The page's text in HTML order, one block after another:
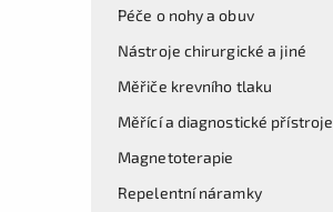
Péče o nohy a obuv
Nástroje chirurgické a jiné
Měřiče krevního tlaku
Měřící a diagnostické přístroje
Magnetoterapie
Repelentní náramky